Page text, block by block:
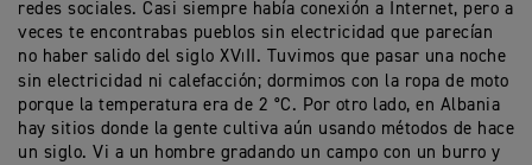
redes sociales. Casi siempre había conexión a Internet, pero a
veces te encontrabas pueblos sin electricidad que parecían
no haber salido del siglo XV
II. Tuvimos que pasar una noche
sin electricidad ni calefacción; dormimos con la ropa de moto
porque la temperatura era de 2 °C. Por otro lado, en Albania
hay sitios donde la gente cultiva aún usando métodos de hace
un siglo. Vi a un hombre gradando un campo con un burro y